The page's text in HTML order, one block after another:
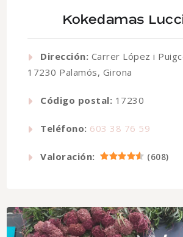
Kokedamas
Dirección: Carrer López i
17230 Palamós, Girona
Código postal: 17230
Teléfono: 603 38 76 59
Valoración: (608)